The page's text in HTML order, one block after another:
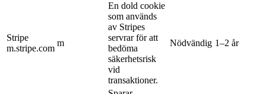
Stripe
m.stripe.com
m
En dold cookie
som används
av Stripes
servrar för att
bedöma
säkerhetsrisk
vid
transaktioner.
Nödvändig 1–2 år